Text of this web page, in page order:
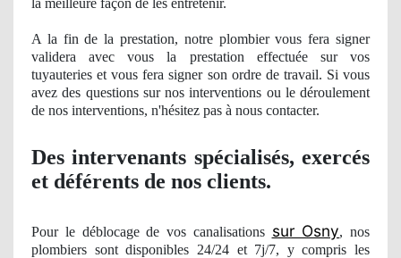
A la fin de la prestation, notre plombiervous fera signer
validera avec vous la prestation effectuée sur vos
tuyauteries et vous fera signer son ordre de travail. Si vous
avez des questions sur nos interventions ou le déroulement
de nos interventions, n'hésitez pas à nous contacter.
Des intervenants spécialisés, exercés
et déférents de nos clients.
Pour le déblocage de vos canalisations sur Osny, nos
plombiers sont disponibles 24/24 et 7j/7, y compris les